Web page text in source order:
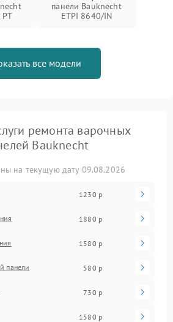
панели Bauknecht
ETPI 8640/IN
все модели
ремонта варочных
Bauknecht
на текущую дату 09.08.2026
1230 р
1880 р
1580 р
панели 580 р
730 р
1580 р